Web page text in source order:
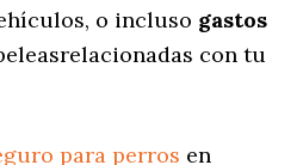
o incluso gastos
con tu
para perros en